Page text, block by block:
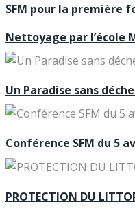
SFM pour la première
Nettoyage par l’école
Un Paradise sans
Conférence SFM du 5
PROTECTION DU